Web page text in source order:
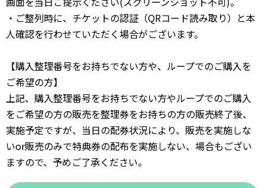
・ご整列時に、チケットの認証（QRコード読み取り）と本
人確認を行わせていただく場合がございます。
【購入整理番号をお持ちでない方や、ループでのご購入を
ご希望の方】
上記、購入整理番号をお持ちでない方やループでのご購入
をご希望の方の販売を整理券をお持ちの方の販売終了後、
実施予定ですが、当日の配券状況により、販売を実施しな
いor販売のみで特典券の配布を実施しない、場合もござい
ますので、予めご了承ください。